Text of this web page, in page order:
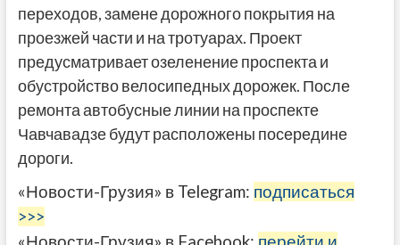
переходов, замене дорожного покрытия на
проезжей части и на тротуарах. Проект
предусматривает озеленение проспекта и
обустройство велосипедных дорожек. После
ремонта автобусные линии на проспекте
Чавчавадзе будут расположены посередине
дороги.
«Новости-Грузия» в Telegram: подписаться
>>>